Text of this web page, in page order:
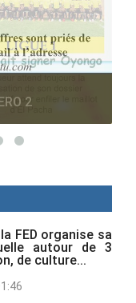
FED organise sa
autour de 3
de culture...